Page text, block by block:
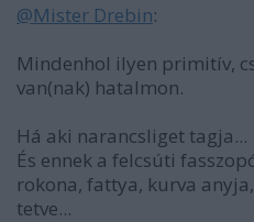
@Mister Drebin:
Mindenhol ilyen primitív,
van(nak) hatalmon.
Há aki narancsliget tagja...
És ennek a felcsúti
rokona, fattya, kurva
tetve...